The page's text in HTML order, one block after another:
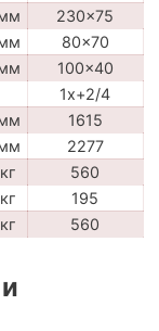
230x75
80x70
100x40
1x+2/4
1615
2277
кг
560
кг
195
кг 560